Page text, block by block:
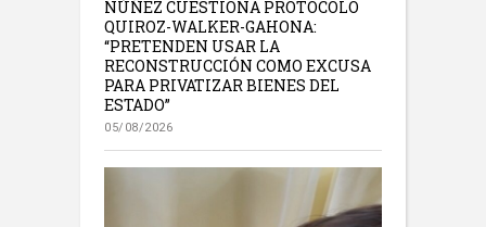
NÚÑEZ CUESTIONA PROTOCOLO
QUIROZ-WALKER-GAHONA:
“PRETENDEN USAR LA
RECONSTRUCCIÓN COMO EXCUSA
PARA PRIVATIZAR BIENES DEL
ESTADO”
05/08/2026